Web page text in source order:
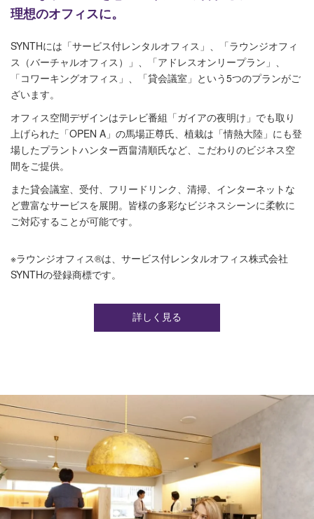
理想のオフィスに。
SYNTHには「サービス付レンタルオフィス」、「ラウンジオフィ
ス（バーチャルオフィス）」、「アドレスオンリープラン」、
「コワーキングオフィス」、「貸会議室」という5つのプランがご
ざいます。
オフィス空間デザインはテレビ番組「ガイアの夜明け」でも取り
上げられた「OPEN A」の馬場正尊氏、植栽は「情熱大陸」にも登
場したプラントハンター西畠清順氏など、こだわりのビジネス空
間をご提供。
また貸会議室、受付、フリードリンク、清掃、インターネットな
ど豊富なサービスを展開。皆様の多彩なビジネスシーンに柔軟に
ご対応することが可能です。
※ラウンジオフィス®は、サービス付レンタルオフィス株式会社
SYNTHの登録商標です。
詳しく見る